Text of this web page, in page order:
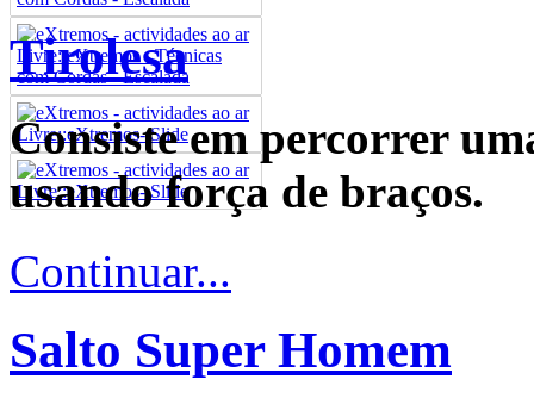
Tirolesa
Consiste em percorrer
usando força de braços.
Continuar...
Salto Super Homem